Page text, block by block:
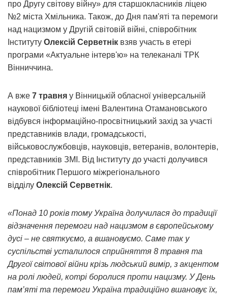
про Другу світову війну» для старшокласників ліцею
№2 міста Хмільника. Також, до Дня пам'яті та перемоги
над нацизмом у Другій світовій війні, співробітник
Інституту Олексій Серветнік взяв участь в етері
програми «Актуальне інтерв'ю» на телеканалі ТРК
Вінниччина.
А вже 7 травня у Вінницькій обласної універсальній
наукової бібліотеці імені Валентина Отамановського
відбувся інформаційно-просвітницький захід за участі
представників влади, громадськості,
військовослужбовців, науковців, ветеранів, волонтерів,
представників ЗМІ. Від Інституту до участі долучився
співробітник Першого міжрегіонального
відділу Олексій Серветнік.
«Понад 10 років тому Україна долучилася до традиції
відзначення перемоги над нацизмом в європейському
дусі – не святкуємо, а вшановуємо. Саме так у
суспільстві усталилося сприйняття 8 травня та
Другої світової війни крізь людський вимір, з акцентом
на ролі людей, котрі боролися проти нацизму. У День
пам’яті та перемоги Україна традиційно вшановує їх,